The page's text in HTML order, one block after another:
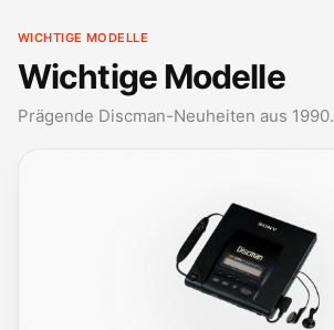
WICHTIGE MODELLE
Wichtige Modelle
Prägende Discman-Neuheiten aus 1990.